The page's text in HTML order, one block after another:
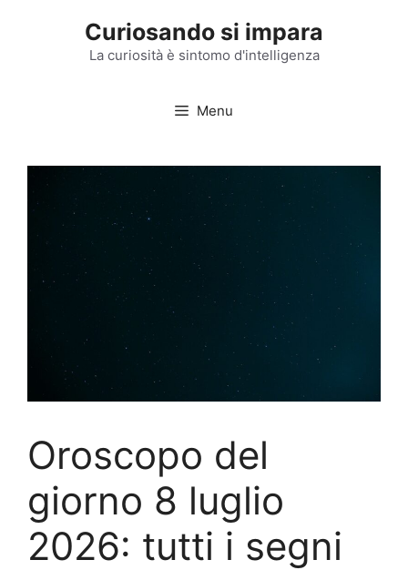
Curiosando si impara
La curiosità è sintomo d'intelligenza
Menu
Oroscopo del
giorno 8 luglio
2026: tutti i segni